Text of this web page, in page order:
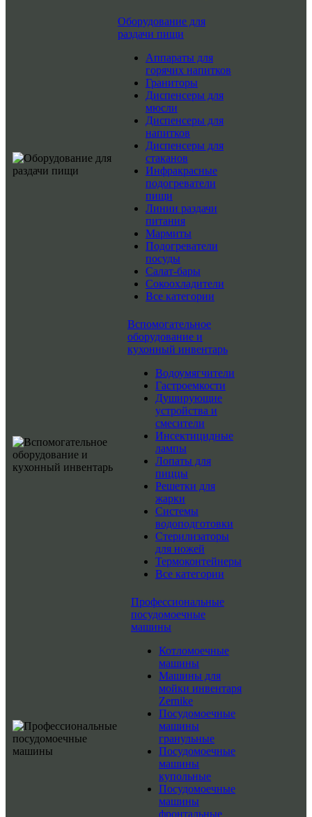
Оборудование для
раздачи пищи
Аппараты для
горячих напитков
Граниторы
Диспенсеры для
мюсли
Диспенсеры для
напитков
Диспенсеры для
стаканов
Инфракрасные
подогреватели
пищи
Линии раздачи
питания
Мармиты
Подогреватели
посуды
Салат-бары
Сокоохладители
Все категории
Вспомогательное
оборудование и
кухонный инвентарь
Водоумягчители
Гастроемкости
Душирующие
устройства и
смесители
Инсектицидные
лампы
Лопаты для
пиццы
Решетки для
жарки
Системы
водоподготовки
Стерилизаторы
для ножей
Термоконтейнеры
Все категории
Профессиональные
посудомоечные
машины
Котломоечные
машины
Машины для
мойки инвентаря
Zernike
Посудомоечные
машины
гранульные
Посудомоечные
машины
купольные
Посудомоечные
машины
фронтальные